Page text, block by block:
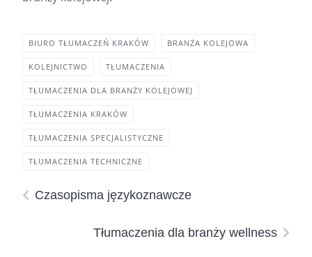
BIURO TŁUMACZEŃ KRAKÓW BRANŻA KOLEJOWA
KOLEJNICTWO TŁUMACZENIA
TŁUMACZENIA DLA BRANŻY KOLEJOWEJ
TŁUMACZENIA KRAKÓW
TŁUMACZENIA SPECJALISTYCZNE
TŁUMACZENIA TECHNICZNE
Czasopisma językoznawcze
Tłumaczenia dla branży wellness